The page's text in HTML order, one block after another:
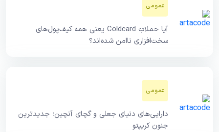
عمومی
آیا حملاتِ Coldcard یعنی همه کیف‌پول‌های
سخت‌افزاری ناامن شده‌اند؟
عمومی
دارایی‌های دنیای جعلی و گچای آنچین؛ جدیدترین
جنون کریپتو